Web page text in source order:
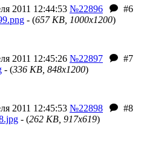
2011 12:44:53 №22896
#6
- (657 KB, 1000x1200)
2011 12:45:26 №22897
#7
- (336 KB, 848x1200)
2011 12:45:53 №22898
#8
- (262 KB, 917x619)